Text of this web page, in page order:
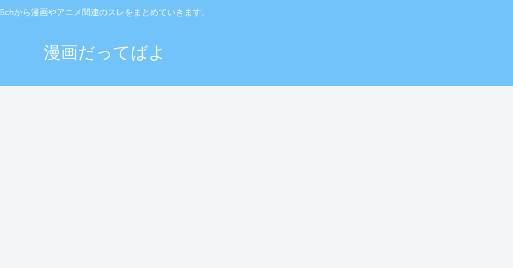
5chから漫画やアニメ関連のスレをまとめていきます。
漫画だってばよ